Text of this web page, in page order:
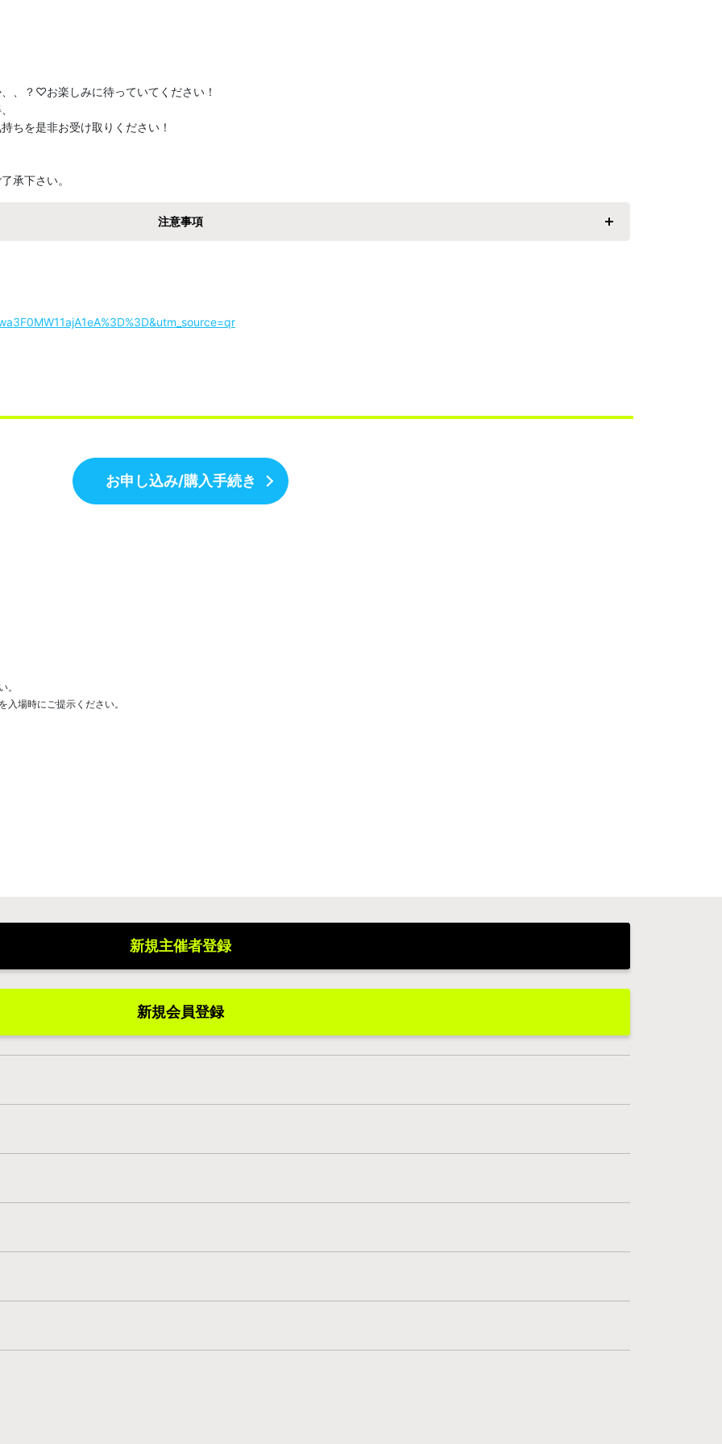
、？♡お楽しみに待っていてください！
ちを是非お受け取りください！
承下さい。
注意事項
お申し込み/購入手続き
。
場時にご提示ください。
新規主催者登録
新規会員登録